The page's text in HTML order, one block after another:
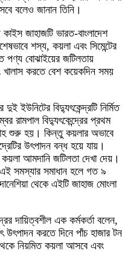
বলেও জানান তিনি।
জাহাজটি ভারত-বাংলাদেশ
শস্য, কয়লা এবং সিমেন্টের
পণ্য বোঝাইয়ের জটিলতায়
খালাস করতে বেশ কয়েকদিন সময়
ইউনিটের বিদ্যুৎকেন্দ্রটি নির্মিত
রামপাল বিদ্যুৎকেন্দ্রের প্রথম
শুরু হয়। কিন্তু কয়লার অভাবে
উৎপাদন বন্ধ হয়ে যায়।
আমদানি জটিলতা দেখা দেয়।
সমস্যার সমাধান হলে গত ৯
থেকে এইটি জাহাজ মোংলা
দায়িত্বশীল এক কর্মকর্তা বলেন,
উৎপাদন করতে দিনে পাঁচ হাজার টন
নিয়মিত কয়লা আসবে এবং